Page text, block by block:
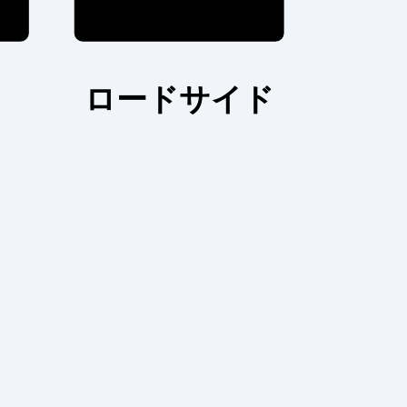
ロードサイド